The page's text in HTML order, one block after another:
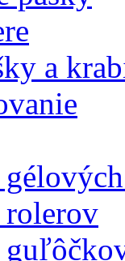
a
rolerov